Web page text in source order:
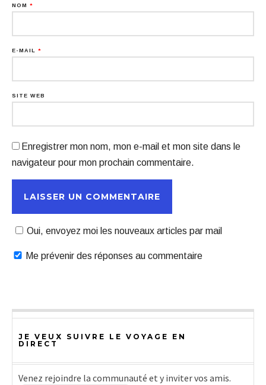
NOM *
E-MAIL *
SITE WEB
Enregistrer mon nom, mon e-mail et mon site dans le
navigateur pour mon prochain commentaire.
Oui, envoyez moi les nouveaux articles par mail
Me prévenir des réponses au commentaire
JE VEUX SUIVRE LE VOYAGE EN
DIRECT
Venez rejoindre la communauté et y inviter vos amis.